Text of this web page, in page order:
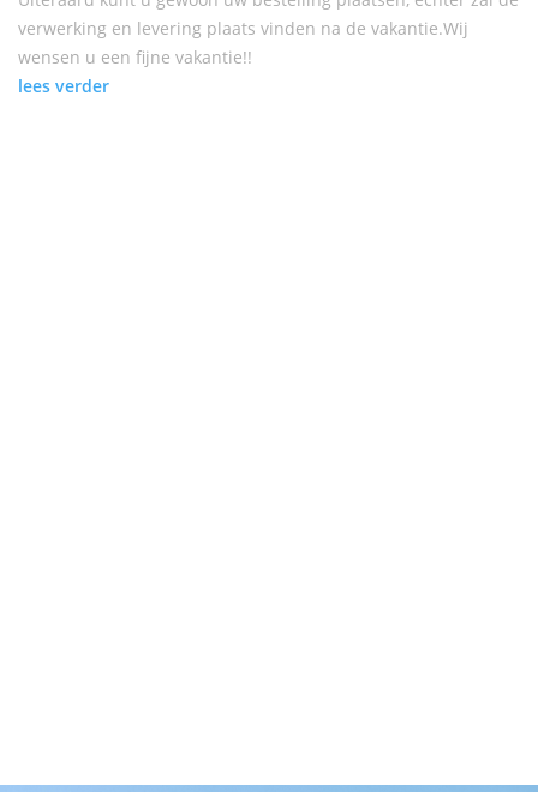
verwerking en levering plaats vinden na de vakantie.Wij
wensen u een fijne vakantie!!
lees verder